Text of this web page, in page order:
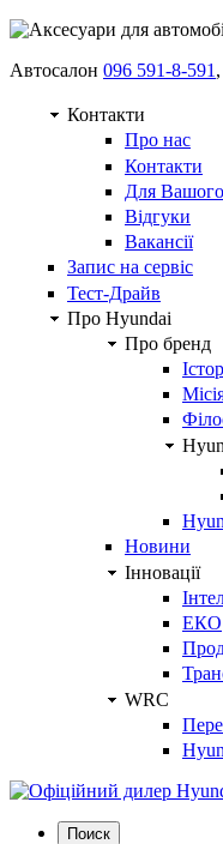
Автосалон 096 591-8-591
Контакти
Про нас
Контакти
Для
Відгуки
Вакансії
Запис на сервіс
Тест-Драйв
Про Hyundai
Про бренд
Новини
Інновації
ЕКО
WRC
Поиск